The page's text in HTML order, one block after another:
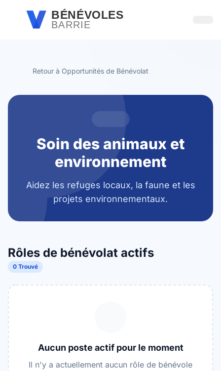
Passer au contenu principal
BÉNÉVOLES
BARRIE
Retour à Opportunités de Bénévolat
Soin des animaux et
environnement
Aidez les refuges locaux, la faune et les
projets environnementaux.
Rôles de bénévolat actifs
0 Trouvé
Aucun poste actif pour le moment
Il n'y a actuellement aucun rôle de bénévole